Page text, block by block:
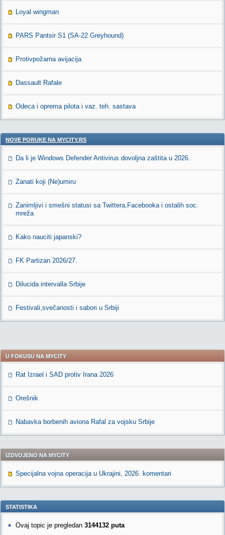
Loyal wingman
PARS Pantsir S1 (SA-22 Greyhound)
Protivpožarna avijacija
Dassault Rafale
Odeca i oprema pilota i vaz. teh. sastava
NOVE PORUKE NA MYCITY.RS
Da li je Windows Defender Antivirus dovoljna zaštita u 2026.
Zanati koji (Ne)umiru
Zanimljivi i smešni statusi sa Twittera,Facebooka i ostalih soc.
mreža
Kako nauciti japanski?
FK Partizan 2026/27.
Dilucida intervalla Srbije
Festivali,svečanosti i sabori u Srbiji
U FOKUSU NA MYCITY
Rat Izrael i SAD protiv Irana 2026
Orešnik
Nabavka borbenih aviona Rafal za vojsku Srbije
IZDVOJENO NA MYCITY
Specijalna vojna operacija u Ukrajini, 2026. komentari
STATISTIKA
Ovaj topic je pregledan 3144132 puta